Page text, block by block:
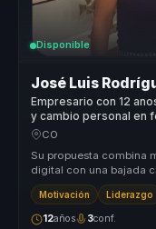
Disponible
José Luis
Empresario con 12
y cambio personal en
CO
Su propuesta combina
digital con una bajada
temas que mucha...
Motivación Liderazgo
12años 3conf.